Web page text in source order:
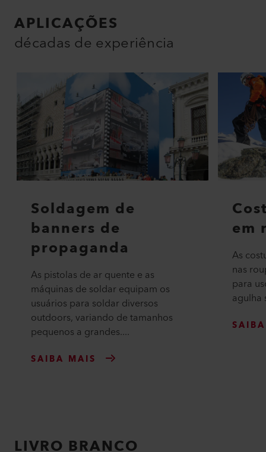
APLICAÇÕES
décadas de experiência
Soldagem de
banners de
propaganda
As pistolas de ar quente e as
máquinas de soldar equipam os
usuários para soldar diversos
outdoors, variando de tamanhos
pequenos a grandes....
SAIBA MAIS
em
As
nas
para
agulha
LIVRO BRANCO